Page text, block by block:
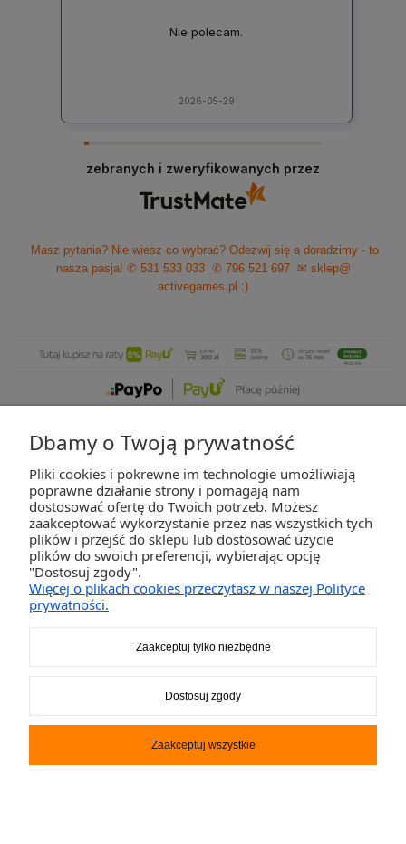
Nie polecam.
2026-05-29
zebranych i zweryfikowanych przez
Masz pytania? Nie wiesz co wybrać? Odezwij się a doradzimy - to
nasza pasja! ✆ 531 533 033 ✆ 796 521 697
✉ sklep@
activegames.pl :)
ZAKUPY
POMOC
2K-Invest Sp. j. Ul. Św. Wojciecha 60, 41-922 Radzionków, śląskie NIP: 645-241-94-
Dbamy o Twoją prywatność
Pliki cookies i pokrewne im technologie umożliwiają
poprawne działanie strony i pomagają nam
dostosować ofertę do Twoich potrzeb. Możesz
zaakceptować wykorzystanie przez nas wszystkich tych
plików i przejść do sklepu lub dostosować użycie
plików do swoich preferencji, wybierając opcję
"Dostosuj zgody".
Więcej o plikach cookies przeczytasz w naszej Polityce
prywatności.
Zaakceptuj tylko niezbędne
Dostosuj zgody
Zaakceptuj wszystkie